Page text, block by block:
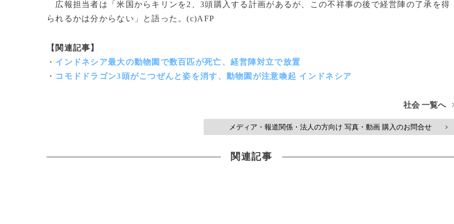
広報担当者は「米国からキリンを2、3頭購入する計画があるが、この不祥事の後で経営陣の了承を得
られるかは分からない」と語った。(c)AFP
【関連記事】
・ インドネシア最大の動物園で数百匹が死亡、経営陣対立で放置
・ コモドドラゴン3頭がこつぜんと姿を消す、動物園が注意喚起 インドネシア
社会 一覧へ
メディア・報道関係・法人の方向け 写真・動画 購入のお問合せ >
関連記事